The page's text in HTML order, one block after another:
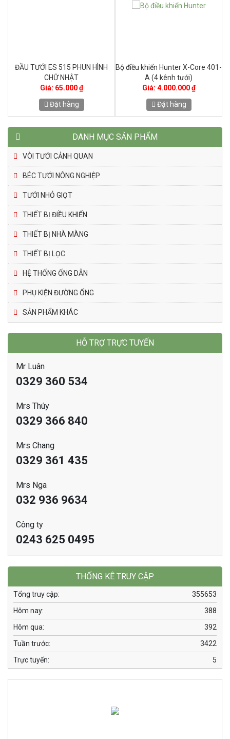
ĐẦU TƯỚI ES 515 PHUN HÌNH
CHỮ NHẬT
Giá: 65.000 ₫
Đặt hàng
Bộ điều khiển Hunter X-Core 401-
A (4 kênh tưới)
Giá: 4.000.000 ₫
Đặt hàng
DANH MỤC SẢN PHẨM
VÒI TƯỚI CẢNH QUAN
BÉC TƯỚI NÔNG NGHIỆP
TƯỚI NHỎ GIỌT
THIẾT BỊ ĐIỀU KHIỂN
THIẾT BỊ NHÀ MÀNG
THIẾT BỊ LỌC
HỆ THỐNG ỐNG DẪN
PHỤ KIỆN ĐƯỜNG ỐNG
SẢN PHẨM KHÁC
HỖ TRỢ TRỰC TUYẾN
Mr Luân
0329 360 534
Mrs Thúy
0329 366 840
Mrs Chang
0329 361 435
Mrs Nga
032 936 9634
Công ty
0243 625 0495
THỐNG KÊ TRUY CẬP
355653
Tổng truy cập:
388
Hôm nay:
392
Hôm qua:
3422
Tuần trước:
5
Trực tuyến: